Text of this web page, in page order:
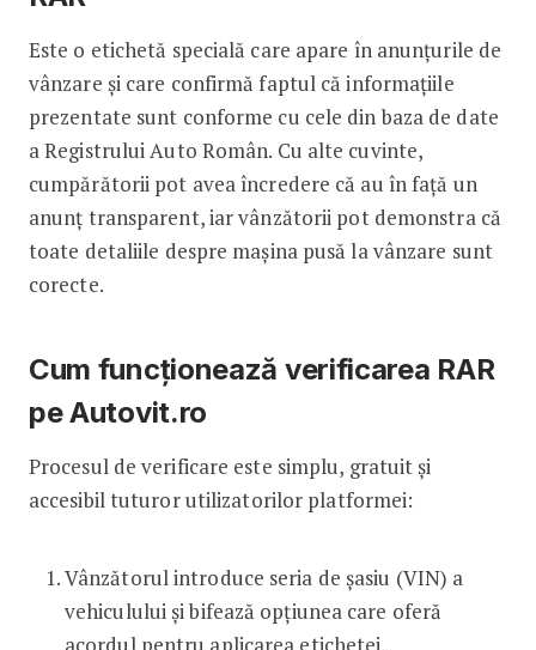
Este o etichetă specială care apare în anunțurile de
vânzare și care confirmă faptul că informațiile
prezentate sunt conforme cu cele din baza de date
a Registrului Auto Român. Cu alte cuvinte,
cumpărătorii pot avea încredere că au în față un
anunț transparent, iar vânzătorii pot demonstra că
toate detaliile despre mașina pusă la vânzare sunt
corecte.
Cum funcționează verificarea RAR
pe Autovit.ro
Procesul de verificare este simplu, gratuit și
accesibil tuturor utilizatorilor platformei:
Vânzătorul introduce seria de șasiu (VIN) a
vehiculului și bifează opțiunea care oferă
acordul pentru aplicarea etichetei.